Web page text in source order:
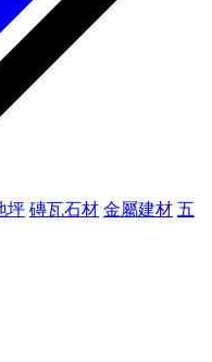
坪 磚瓦石材 金屬建材 五